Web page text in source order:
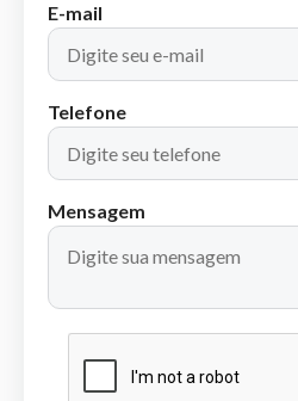
E-mail
Telefone
Mensagem